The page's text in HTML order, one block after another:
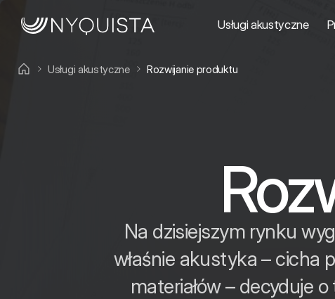
Usługi akustyczne
Na dzisiejszym rynku
właśnie akustyka – cicha
materiałów – decyduje
Usługi akustyczne Rozwijanie produktu